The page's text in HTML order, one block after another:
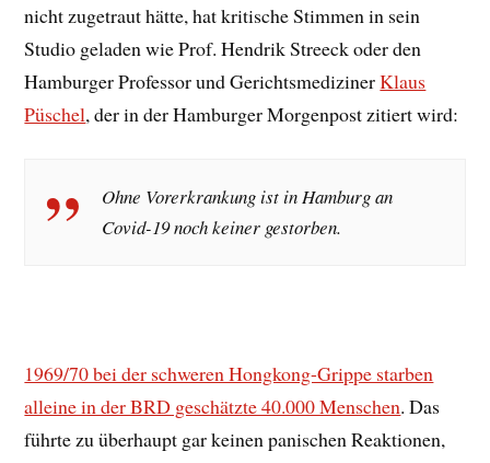
nicht zugetraut hätte, hat kritische Stimmen in sein
Studio geladen wie Prof. Hendrik Streeck oder den
Hamburger Professor und GerichtsmedizinerKlaus
Püschel, der in der Hamburger Morgenpost zitiert wird:
Ohne Vorerkrankung ist in Hamburg an
Covid-19 noch keiner gestorben.
1969/70 bei der schweren Hongkong-Grippe starben
alleine in der BRD geschätzte 40.000 Menschen. Das
führte zu überhaupt gar keinen panischen Reaktionen,